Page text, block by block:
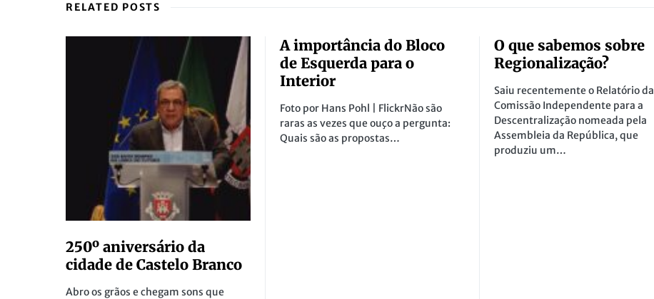
RELATED POSTS
250º aniversário da
cidade de Castelo Branco
Abro os grãos e chegam sons que
A importância do Bloco
de Esquerda para o
Interior
Foto por Hans Pohl | FlickrNão são
raras as vezes que ouço a pergunta:
Quais são as propostas…
O que sabemos sobre
Regionalização?
Saiu recentemente o Relatório da
Comissão Independente para a
Descentralização nomeada pela
Assembleia da República, que
produziu um…